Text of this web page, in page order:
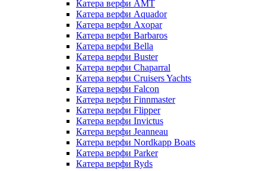
Катера верфи AMT
Катера верфи Aquador
Катера верфи Axopar
Катера верфи Barbaros
Катера верфи Bella
Катера верфи Buster
Катера верфи Chaparral
Катера верфи Cruisers Yachts
Катера верфи Falcon
Катера верфи Finnmaster
Катера верфи Flipper
Катера верфи Invictus
Катера верфи Jeanneau
Катера верфи Nordkapp Boats
Катера верфи Parker
Катера верфи Ryds